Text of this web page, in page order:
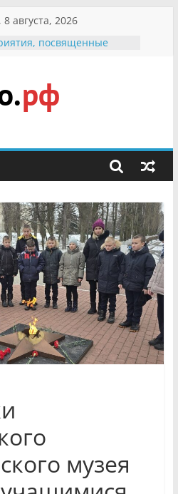
8 августа, 2026
посвященные
Инжавинского округа»
Великой
фронтовичке
в сети Интернет
«Сохраним
Воронинского
родились крапчатые
музея